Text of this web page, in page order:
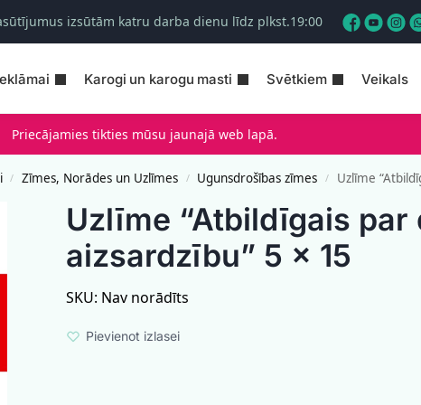
izsūtām katru darba dienu līdz plkst.19:00
Karogi un karogu masti Svētkiem Veikals
Priecājamies tikties mūsu jaunajā web lapā.
/ Zīmes, Norādes un Uzlīmes / Ugunsdrošības zīmes / Uzlīme
Uzlīme “Atbildīgais par
aizsardzību” 5 x 15
SKU: Nav norādīts
Pievienot izlasei